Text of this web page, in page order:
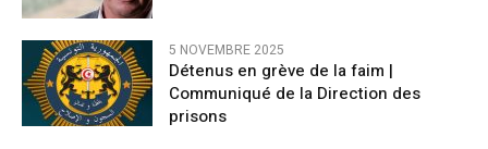
5 NOVEMBRE 2025
Détenus en grève de la faim |
Communiqué de la Direction des
prisons